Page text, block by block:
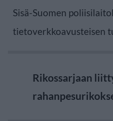
Sisä-Suomen
tietoverkkoavusteisen
Rikossarjaan